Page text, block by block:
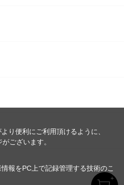
り便利にご利用頂けるように、
ございます。
報をPC上で記録管理する技術のこ